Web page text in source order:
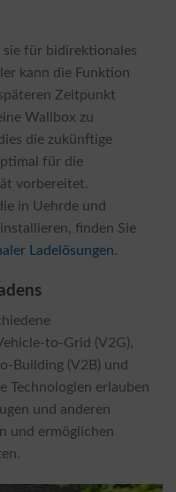
für bidirektionales
kann die Funktion
Zeitpunkt
Wallbox zu
die zukünftige
für die
vorbereitet.
in Uehrde und
finden Sie
Ladelösungen.
to-Grid (V2G),
Building (V2B) und
Technologien erlauben
und anderen
und ermöglichen